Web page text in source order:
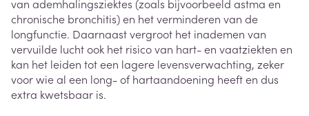
van ademhalingsziektes (zoals bijvoorbeeld astma en
chronische bronchitis) en het verminderen van de
longfunctie. Daarnaast vergroot het inademen van
vervuilde lucht ook het risico van hart- en vaatziekten en
kan het leiden tot een lagere levensverwachting, zeker
voor wie al een long- of hartaandoening heeft en dus
extra kwetsbaar is.